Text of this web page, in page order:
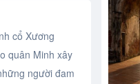
cổ Xương
quân Minh xây
người đam